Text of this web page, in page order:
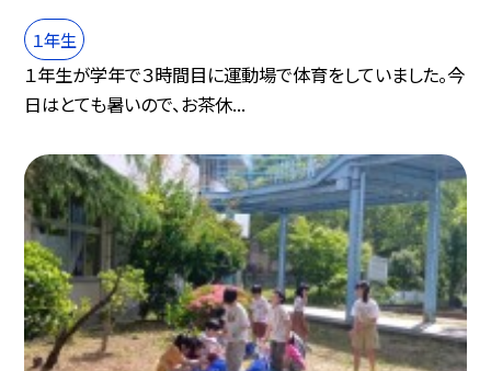
１年生
１年生が学年で３時間目に運動場で体育をしていました。今
日はとても暑いので、お茶休...